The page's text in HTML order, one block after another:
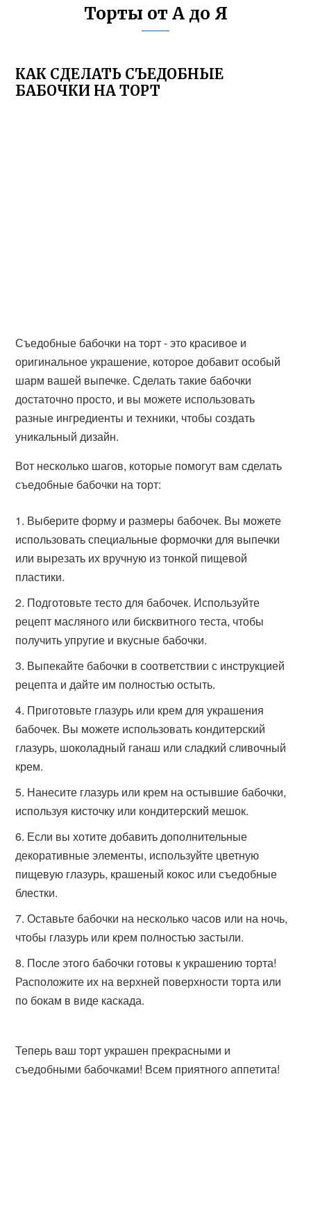
Торты от А до Я
КАК СДЕЛАТЬ СЪЕДОБНЫЕ
БАБОЧКИ НА ТОРТ
Съедобные бабочки на торт - это красивое и
оригинальное украшение, которое добавит особый
шарм вашей выпечке. Сделать такие бабочки
достаточно просто, и вы можете использовать
разные ингредиенты и техники, чтобы создать
уникальный дизайн.
Вот несколько шагов, которые помогут вам сделать
съедобные бабочки на торт:
Выберите форму и размеры бабочек. Вы можете
использовать специальные формочки для выпечки
или вырезать их вручную из тонкой пищевой
пластики.
Подготовьте тесто для бабочек. Используйте
рецепт масляного или бисквитного теста, чтобы
получить упругие и вкусные бабочки.
Выпекайте бабочки в соответствии с инструкцией
рецепта и дайте им полностью остыть.
Приготовьте глазурь или крем для украшения
бабочек. Вы можете использовать кондитерский
глазурь, шоколадный ганаш или сладкий сливочный
крем.
Нанесите глазурь или крем на остывшие бабочки,
используя кисточку или кондитерский мешок.
Если вы хотите добавить дополнительные
декоративные элементы, используйте цветную
пищевую глазурь, крашеный кокос или съедобные
блестки.
Оставьте бабочки на несколько часов или на ночь,
чтобы глазурь или крем полностью застыли.
После этого бабочки готовы к украшению торта!
Расположите их на верхней поверхности торта или
по бокам в виде каскада.
Теперь ваш торт украшен прекрасными и
съедобными бабочками! Всем приятного аппетита!